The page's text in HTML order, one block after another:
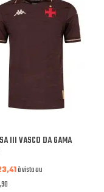
III VASCO DA GAMA
à vista ou